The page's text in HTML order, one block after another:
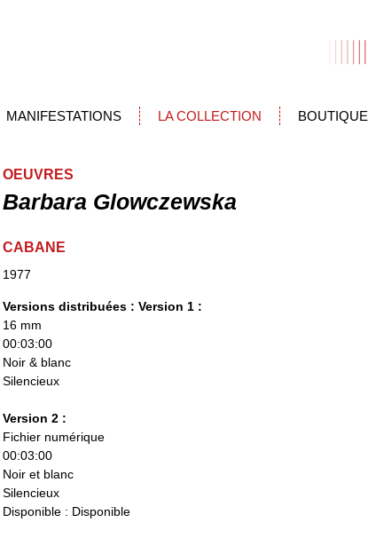
MANIFESTATIONS LA COLLECTION BOUTIQUE
OEUVRES
Barbara Glowczewska
CABANE
1977
Versions distribuées : Version 1 :
16 mm
00:03:00
Noir & blanc
Silencieux
Version 2 :
Fichier numérique
00:03:00
Noir et blanc
Silencieux
Disponible : Disponible